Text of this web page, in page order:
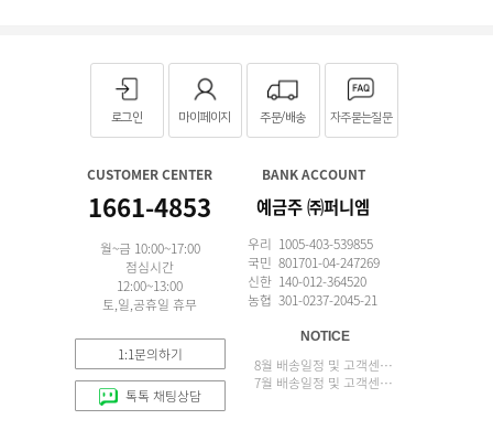
로그인 마이페이지 주문/배송 자주묻는질문
CUSTOMER CENTER
1661-4853
월~금 10:00~17:00
점심시간
12:00~13:00
토,일,공휴일 휴무
1:1문의하기
톡톡 채팅상담
BANK ACCOUNT
예금주 ㈜퍼니엠
우리 1005-403-539855
국민 801701-04-247269
신한 140-012-364520
농협 301-0237-2045-21
NOTICE
8월 배송일정 및 고객센터 업무 안내
7월 배송일정 및 고객센터 업무 안내